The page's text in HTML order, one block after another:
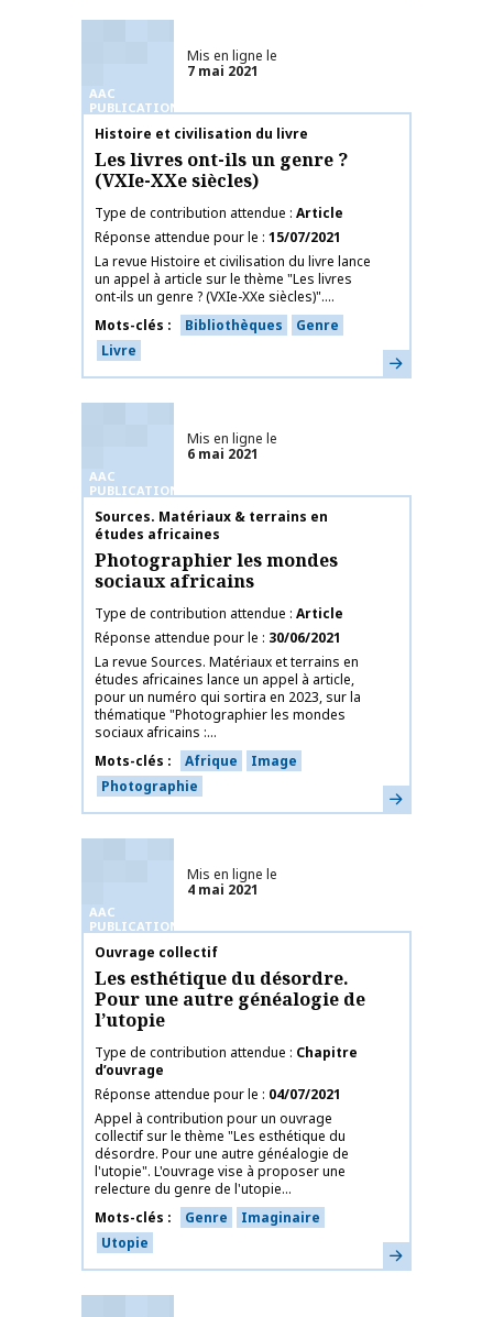
AAC
PUBLICATIONS
Mis en ligne le
7 mai 2021
Nom de la publication
Histoire et civilisation du livre
Les livres ont-ils un genre ?
(VXIe-XXe siècles)
Type de contribution attendue Article
Réponse attendue pour le 15/07/2021
La revue Histoire et civilisation du livre lance
un appel à article sur le thème "Les livres
ont-ils un genre ? (VXIe-XXe siècles)"....
Mots-clés
Bibliothèques
Genre
Livre
En savoir plus
AAC
PUBLICATIONS
Mis en ligne le
6 mai 2021
Nom de la publication
Sources. Matériaux & terrains en
études africaines
Photographier les mondes
sociaux africains
Type de contribution attendue Article
Réponse attendue pour le
30/06/2021
La revue Sources. Matériaux et terrains en
études africaines lance un appel à article,
pour un numéro qui sortira en 2023, sur la
thématique "Photographier les mondes
sociaux africains :...
Mots-clés
Afrique
Image
Photographie
En savoir plus
AAC
PUBLICATIONS
Mis en ligne le
4 mai 2021
Nom de la publication
Ouvrage collectif
Les esthétique du désordre.
Pour une autre généalogie de
l’utopie
Type de contribution attendue
Chapitre
d’ouvrage
Réponse attendue pour le
04/07/2021
Appel à contribution pour un ouvrage
collectif sur le thème "Les esthétique du
désordre. Pour une autre généalogie de
l'utopie". L'ouvrage vise à proposer une
relecture du genre de l'utopie...
Mots-clés
Genre
Imaginaire
Utopie
En savoir plus